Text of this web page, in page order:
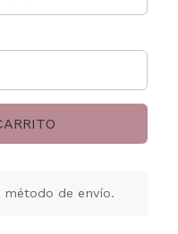
método de envío.